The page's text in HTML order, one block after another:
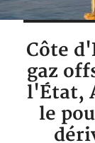
Côte
gaz
l'État,
le